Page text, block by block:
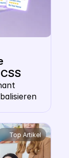
E-
CSS-
zu
Top Artikel